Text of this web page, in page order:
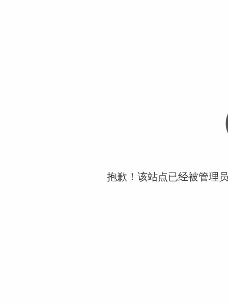
抱歉！该站点已经被管理